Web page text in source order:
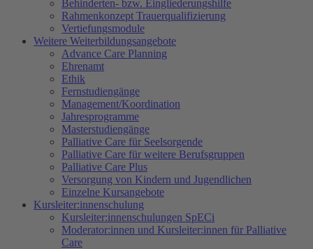
Behinderten- bzw. Eingliederungshilfe
Rahmenkonzept Trauerqualifizierung
Vertiefungsmodule
Weitere Weiterbildungsangebote
Advance Care Planning
Ehrenamt
Ethik
Fernstudiengänge
Management/Koordination
Jahresprogramme
Masterstudiengänge
Palliative Care für Seelsorgende
Palliative Care für weitere Berufsgruppen
Palliative Care Plus
Versorgung von Kindern und Jugendlichen
Einzelne Kursangebote
Kursleiter:innenschulung
Kursleiter:innenschulungen SpECi
Moderator:innen und Kursleiter:innen für Palliative
Care